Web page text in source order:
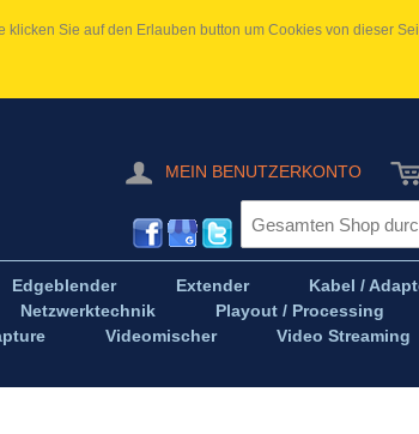
klicken Sie auf den Erlauben button um Cookies von dieser
MEIN BENUTZERKONTO
Edgeblender Extender Kabel /
Netzwerktechnik
Playout / Processing
Videomischer Video Streaming